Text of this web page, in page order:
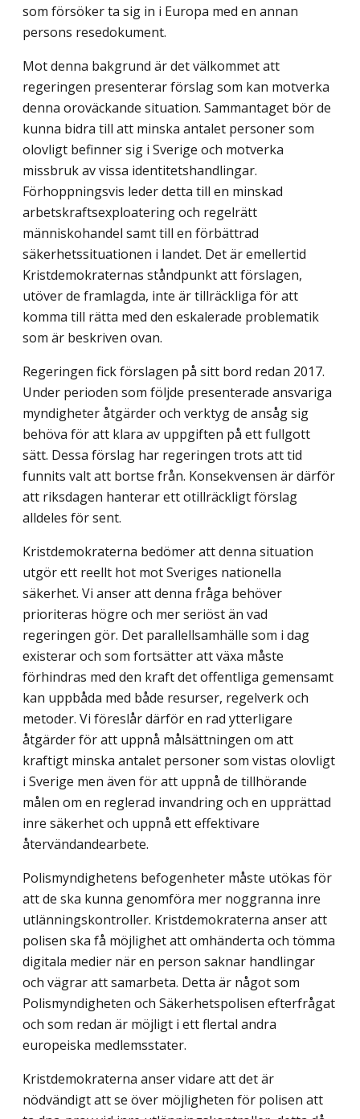
som försöker ta sig in i Europa med en annan
persons rese­dokument.
Mot denna bakgrund är det välkommet att
regeringen presenterar förslag som kan motverka
denna oroväckande situation. Sammantaget bör de
kunna bidra till att minska antalet personer som
olovligt befinner sig i Sverige och motverka
missbruk av vissa identitetshandlingar.
Förhoppningsvis leder detta till en minskad
arbetskraftsexploa­tering och regelrätt
människohandel samt till en förbättrad
säkerhetssituationen i landet. Det är emellertid
Kristdemokraternas ståndpunkt att förslagen,
utöver de framlagda, inte är tillräckliga för att
komma till rätta med den eskalerade problematik
som är beskriven ovan.
Regeringen fick förslagen på sitt bord redan 2017.
Under perioden som följde presenterade ansvariga
myndigheter åtgärder och verktyg de ansåg sig
behöva för att klara av uppgiften på ett fullgott
sätt. Dessa förslag har regeringen trots att tid
funnits valt att bortse från. Konsekvensen är därför
att riksdagen hanterar ett otillräckligt förslag
alldeles för sent.
Kristdemokraterna bedömer att denna situation
utgör ett reellt hot mot Sveriges nationella
säkerhet. Vi anser att denna fråga behöver
prioriteras högre och mer seriöst än vad
regeringen gör. Det parallellsamhälle som i dag
existerar och som fortsätter att växa måste
förhindras med den kraft det offentliga gemensamt
kan uppbåda med både resurser, regelverk och
metoder. Vi föreslår därför en rad ytterligare
åtgärder för att uppnå målsättningen om att
kraftigt minska antalet personer som vistas olovligt
i Sverige men även för att uppnå de tillhörande
målen om en reglerad invandring och en upprättad
inre säkerhet och uppnå ett effektivare
återvändandearbete.
Polismyndighetens befogenheter måste utökas för
att de ska kunna genomföra mer noggranna inre
utlänningskontroller. Kristdemokraterna anser att
polisen ska få möjlig­het att omhänderta och tömma
digitala medier när en person saknar handlingar
och vägrar att samarbeta. Detta är något som
Polismyndigheten och Säkerhetspolisen efter­frågat
och som redan är möjligt i ett flertal andra
europeiska medlemsstater.
Kristdemokraterna anser vidare att det är
nödvändigt att se över möjligheten för polisen att